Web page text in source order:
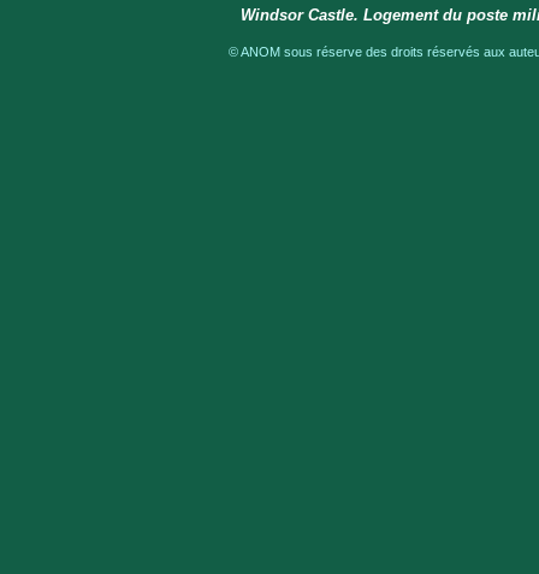
Windsor Castle. Logement du poste
© ANOM sous réserve des droits réservés aux